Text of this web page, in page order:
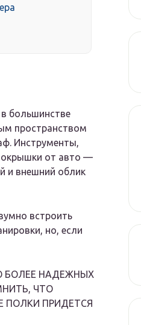
большинстве
пространством
Инструменты,
от авто —
и внешний облик
встроить
но, если
БОЛЕЕ НАДЕЖНЫХ
ЧТО
ПОЛКИ ПРИДЕТСЯ